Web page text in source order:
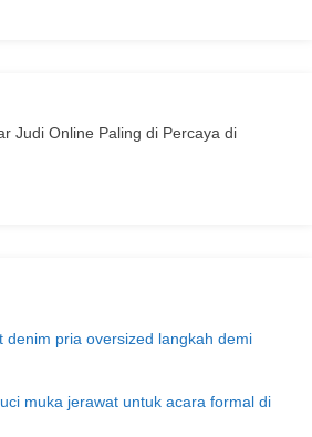
Judi Online Paling di Percaya di
denim pria oversized langkah demi
muka jerawat untuk acara formal di